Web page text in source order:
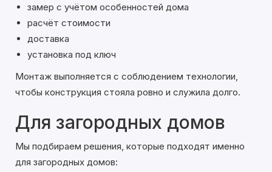
замер с учётом особенностей дома
расчёт стоимости
доставка
установка под ключ
Монтаж выполняется с соблюдением технологии,
чтобы конструкция стояла ровно и служила долго.
Для загородных домов
Мы подбираем решения, которые подходят именно
для загородных домов: